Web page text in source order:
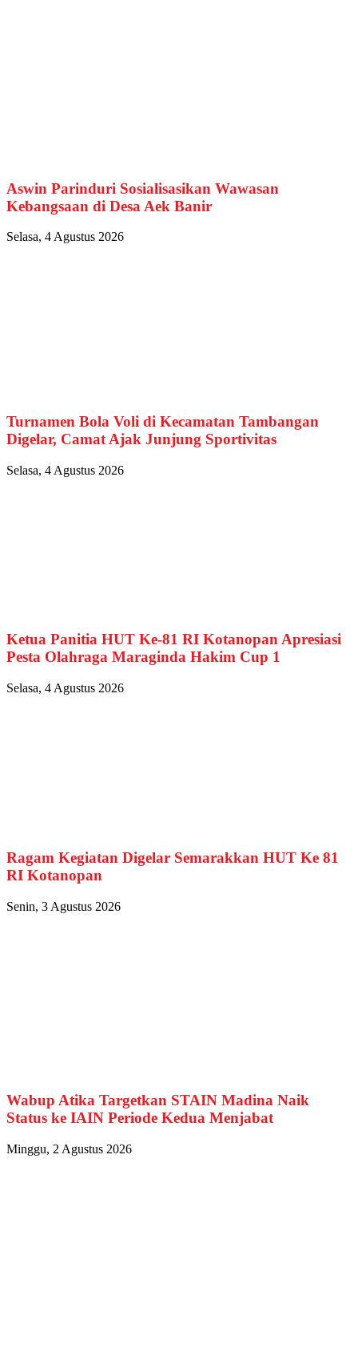
Aswin Parinduri Sosialisasikan Wawasan
Kebangsaan di Desa Aek Banir
Selasa, 4 Agustus 2026
Turnamen Bola Voli di Kecamatan Tambangan
Digelar, Camat Ajak Junjung Sportivitas
Selasa, 4 Agustus 2026
Ketua Panitia HUT Ke-81 RI Kotanopan Apresiasi
Pesta Olahraga Maraginda Hakim Cup 1
Selasa, 4 Agustus 2026
Ragam Kegiatan Digelar Semarakkan HUT Ke 81
RI Kotanopan
Senin, 3 Agustus 2026
Wabup Atika Targetkan STAIN Madina Naik
Status ke IAIN Periode Kedua Menjabat
Minggu, 2 Agustus 2026